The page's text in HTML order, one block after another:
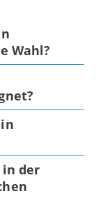
Wahl?
der